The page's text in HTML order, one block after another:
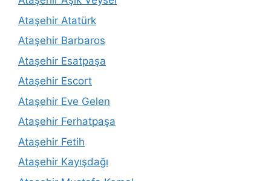
Ataşehir Atatürk
Ataşehir Barbaros
Ataşehir Esatpaşa
Ataşehir Escort
Ataşehir Eve Gelen
Ataşehir Ferhatpaşa
Ataşehir Fetih
Ataşehir Kayışdağı